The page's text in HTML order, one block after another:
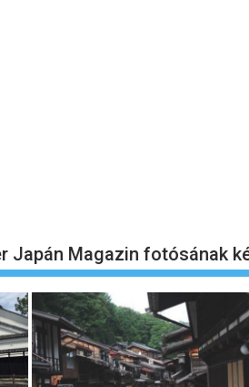
Japán Magazin fotósának